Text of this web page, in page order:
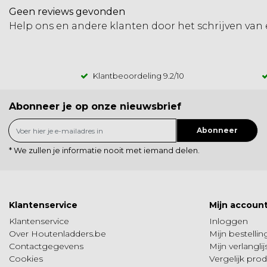
Geen reviews gevonden
Help ons en andere klanten door het schrijven van
Klantbeoordeling 9.2/10
Abonneer je op onze nieuwsbrief
Abonneer
* We zullen je informatie nooit met iemand delen.
Klantenservice
Klantenservice
Over Houtenladders.be
Contactgegevens
Cookies
Mijn
Inloggen
Mijn
Mijn
Vergelijk